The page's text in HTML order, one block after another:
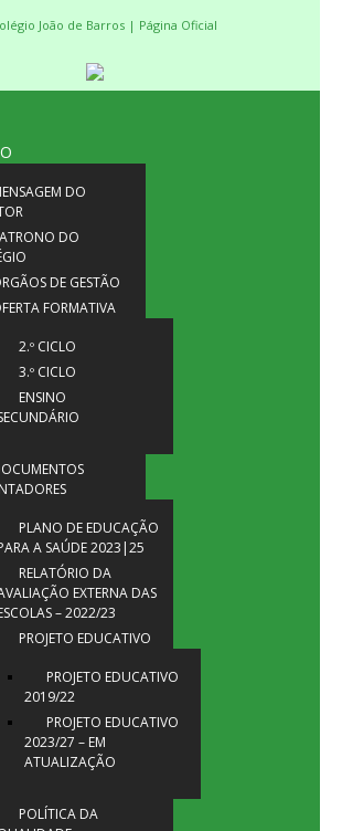
DO
DO
DE GESTÃO
FORMATIVA
2.º CICLO
3.º CICLO
ENSINO
PLANO DE EDUCAÇÃO
A SAÚDE 2023|25
RELATÓRIO DA
EXTERNA DAS
– 2022/23
PROJETO EDUCATIVO
PROJETO EDUCATIVO
2019/22
PROJETO EDUCATIVO
2023/27 – EM
ATUALIZAÇÃO
POLÍTICA DA